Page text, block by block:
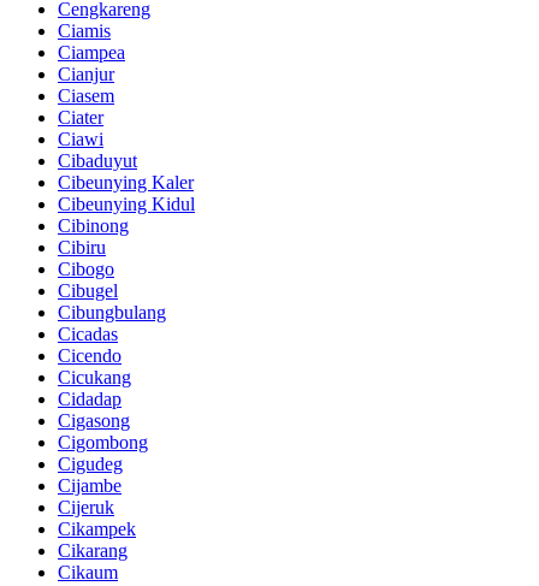
Cengkareng
Ciamis
Ciampea
Cianjur
Ciasem
Ciater
Ciawi
Cibaduyut
Cibeunying Kaler
Cibeunying Kidul
Cibinong
Cibiru
Cibogo
Cibugel
Cibungbulang
Cicadas
Cicendo
Cicukang
Cidadap
Cigasong
Cigombong
Cigudeg
Cijambe
Cijeruk
Cikampek
Cikarang
Cikaum